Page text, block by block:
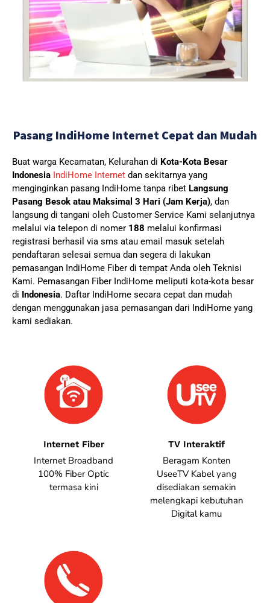
Pasang IndiHome Internet Cepat dan Mudah
Buat warga Kecamatan, Kelurahan di Kota-Kota Besar
Indonesia IndiHome Internet dan sekitarnya yang
menginginkan pasang IndiHome tanpa ribet Langsung
Pasang Besok atau Maksimal 3 Hari (Jam Kerja), dan
langsung di tangani oleh Customer Service Kami selanjutnya
melalui via telepon di nomer 188 melalui konfirmasi
registrasi berhasil via sms atau email masuk setelah
pendaftaran selesai semua dan segera di lakukan
pemasangan IndiHome Fiber di tempat Anda oleh Teknisi
Kami. Pemasangan Fiber IndiHome meliputi kota-kota besar
di Indonesia. Daftar IndiHome secara cepat dan mudah
dengan menggunakan jasa pemasangan dari IndiHome yang
kami sediakan.
Internet Fiber
Internet Broadband
100% Fiber Optic
termasa kini
TV Interaktif
Beragam Konten
UseeTV Kabel yang
disediakan semakin
melengkapi kebutuhan
Digital kamu